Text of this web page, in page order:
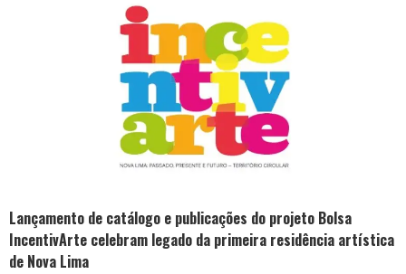
Lançamento de catálogo e publicações do projeto Bolsa
IncentivArte celebram legado da primeira residência artística
de Nova Lima